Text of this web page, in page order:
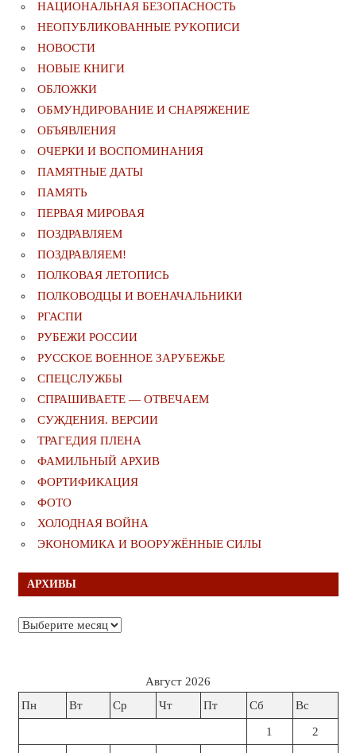
НАЦИОНАЛЬНАЯ БЕЗОПАСНОСТЬ
НЕОПУБЛИКОВАННЫЕ РУКОПИСИ
НОВОСТИ
НОВЫЕ КНИГИ
ОБЛОЖКИ
ОБМУНДИРОВАНИЕ И СНАРЯЖЕНИЕ
ОБЪЯВЛЕНИЯ
ОЧЕРКИ И ВОСПОМИНАНИЯ
ПАМЯТНЫЕ ДАТЫ
ПАМЯТЬ
ПЕРВАЯ МИРОВАЯ
ПОЗДРАВЛЯЕМ
ПОЗДРАВЛЯЕМ!
ПОЛКОВАЯ ЛЕТОПИСЬ
ПОЛКОВОДЦЫ И ВОЕНАЧАЛЬНИКИ
РГАСПИ
РУБЕЖИ РОССИИ
РУССКОЕ ВОЕННОЕ ЗАРУБЕЖЬЕ
СПЕЦСЛУЖБЫ
СПРАШИВАЕТЕ — ОТВЕЧАЕМ
СУЖДЕНИЯ. ВЕРСИИ
ТРАГЕДИЯ ПЛЕНА
ФАМИЛЬНЫЙ АРХИВ
ФОРТИФИКАЦИЯ
ФОТО
ХОЛОДНАЯ ВОЙНА
ЭКОНОМИКА И ВООРУЖЁННЫЕ СИЛЫ
АРХИВЫ
Архивы
Август 2026
Пн
Вт Ср Чт Пт Сб Вс
1 2